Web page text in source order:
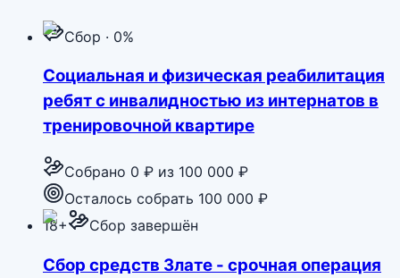
Сбор · 0%
Социальная и физическая реабилитация
ребят с инвалидностью из интернатов в
тренировочной квартире
Собрано 0 ₽ из 100 000 ₽
Осталось собрать 100 000 ₽
18+
Сбор завершён
Сбор средств Злате - срочная операция